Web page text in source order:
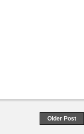
Older Post